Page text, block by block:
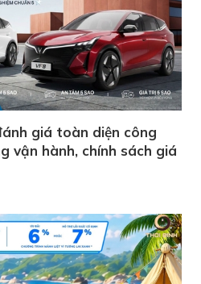
giá toàn diện công
vận hành, chính sách giá